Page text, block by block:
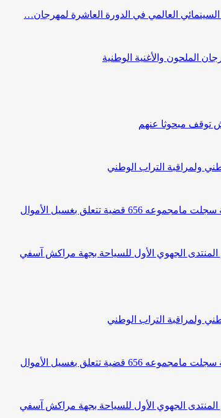
العالمي في الدورة العاشرة لمهرجان…
الملحون والأغنية الوطنية
توقف مبحوثا عنهم
ولمراقبة التراب الوطني
المنتدى الجهوي الأول للسياحة بجهة مراكش آسفي
ولمراقبة التراب الوطني
المنتدى الجهوي الأول للسياحة بجهة مراكش آسفي